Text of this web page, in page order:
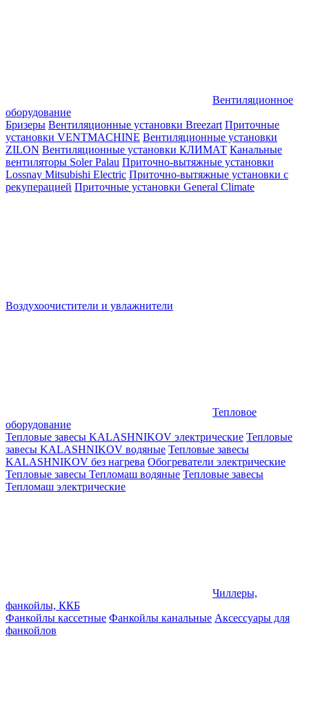
Вентиляционное
оборудование
Бризеры Вентиляционные установки Breezart Приточные
установки VENTMACHINE Вентиляционные установки
ZILON Вентиляционные установки КЛИМАТ Канальные
вентиляторы Soler Palau Приточно-вытяжные установки
Lossnay Mitsubishi Electric Приточно-вытяжные установки с
рекуперацией Приточные установки General Climate
Воздухоочистители и увлажнители
Тепловое
оборудование
Тепловые завесы KALASHNIKOV электрические Тепловые
завесы KALASHNIKOV водяные Тепловые завесы
KALASHNIKOV без нагрева Обогреватели электрические
Тепловые завесы Тепломаш водяные Тепловые завесы
Тепломаш электрические
Чиллеры,
фанкойлы, ККБ
Фанкойлы кассетные Фанкойлы канальные Аксессуары для
фанкойлов